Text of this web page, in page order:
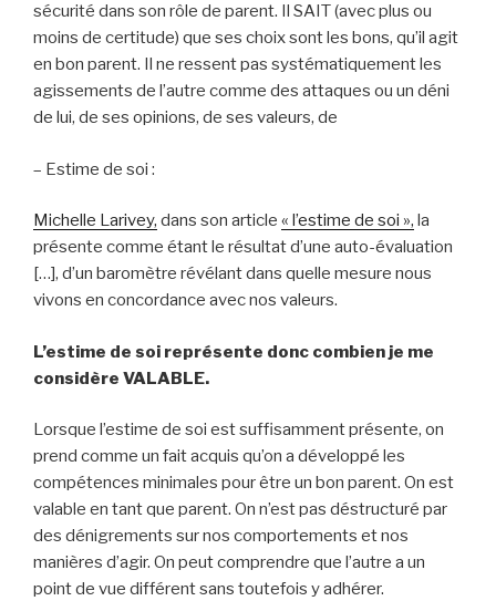
sécurité dans son rôle de parent. Il SAIT (avec plus ou
moins de certitude) que ses choix sont les bons, qu’il agit
en bon parent. Il ne ressent pas systématiquement les
agissements de l’autre comme des attaques ou un déni
de lui, de ses opinions, de ses valeurs, de
– Estime de soi :
Michelle Larivey, dans son article « l’estime de soi », la
présente comme étant le résultat d’une auto-évaluation
[…], d’un baromètre révélant dans quelle mesure nous
vivons en concordance avec nos valeurs.
L’estime de soi représente donc combien je me
considère VALABLE.
Lorsque l’estime de soi est suffisamment présente, on
prend comme un fait acquis qu’on a développé les
compétences minimales pour être un bon parent. On est
valable en tant que parent. On n’est pas déstructuré par
des dénigrements sur nos comportements et nos
manières d’agir. On peut comprendre que l’autre a un
point de vue différent sans toutefois y adhérer.